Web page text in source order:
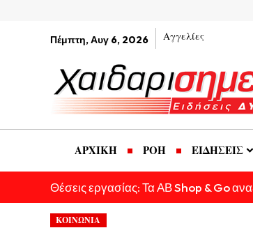
Πέμπτη, Αυγ 6, 2026 Αγγελίες
ΑΡΧΙΚΗ ΡΟΗ ΕΙΔΗΣΕΙΣ
Θέσεις εργασίας: Τα ΑΒ Shop & Go
ΚΟΙΝΩΝΙΑ